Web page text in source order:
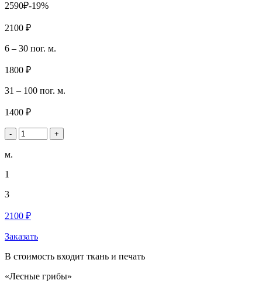
2590₽-19%
2100 ₽
6 – 30 пог. м.
1800 ₽
31 – 100 пог. м.
1400 ₽
- +
м.
1
3
2100 ₽
Заказать
В стоимость входит ткань и печать
«Лесные грибы»